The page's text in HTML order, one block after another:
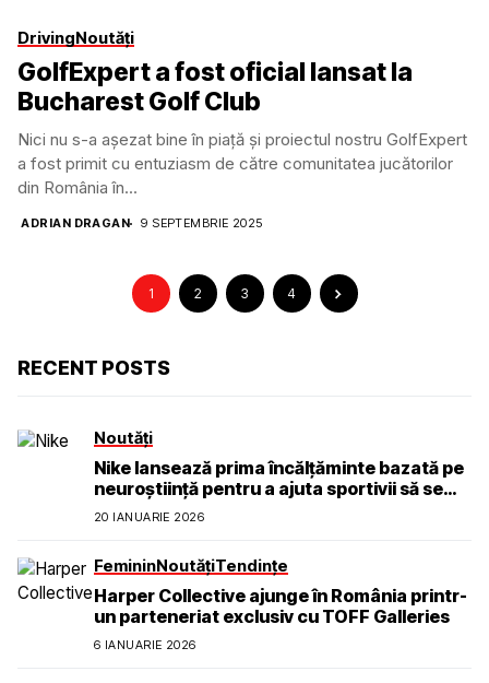
DrivingNoutăți
GolfExpert a fost oficial lansat la
Bucharest Golf Club
Nici nu s-a așezat bine în piață și proiectul nostru GolfExpert
a fost primit cu entuziasm de către comunitatea jucătorilor
din România în...
ADRIAN DRAGAN 9 SEPTEMBRIE 2025
1 2 3 4
RECENT POSTS
Noutăți
Nike lansează prima încălțăminte bazată pe
neuroștiință pentru a ajuta sportivii să se
simtă calmi, concentrați și prezenți
20 IANUARIE 2026
FemininNoutățiTendințe
Harper Collective ajunge în România printr-
un parteneriat exclusiv cu TOFF Galleries
6 IANUARIE 2026